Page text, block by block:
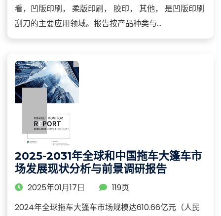
看，凹版印刷， 柔版印刷， 胶印， 其他， 是凹版印刷
刮刀的主要应用领域。报告按产品种类与...
2025-2031年全球和中国拖车大篷车市
场发展现状分析与前景调研报告
2025年01月17日
119页
2024年全球拖车大篷车市场规模达610.66亿元（人民